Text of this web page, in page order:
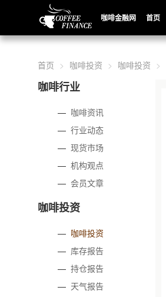
咖啡金融网 首页
首页 咖啡投资 咖啡投资
咖啡行业
— 咖啡资讯
—行业动态
—现货市场
—机构观点
—会员文章
咖啡投资
— 咖啡投资
— 库存报告
—持仓报告
— 天气报告